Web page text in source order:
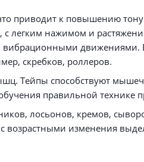
приводит к повышению
легким нажимом и
вибрационными
скребков, роллеров.
Тейпы способствуют
правильной технике
лосьонов, кремов,
изменения